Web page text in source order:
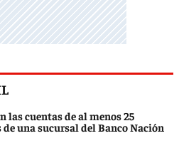
las cuentas de al menos 25
una sucursal del Banco Nación